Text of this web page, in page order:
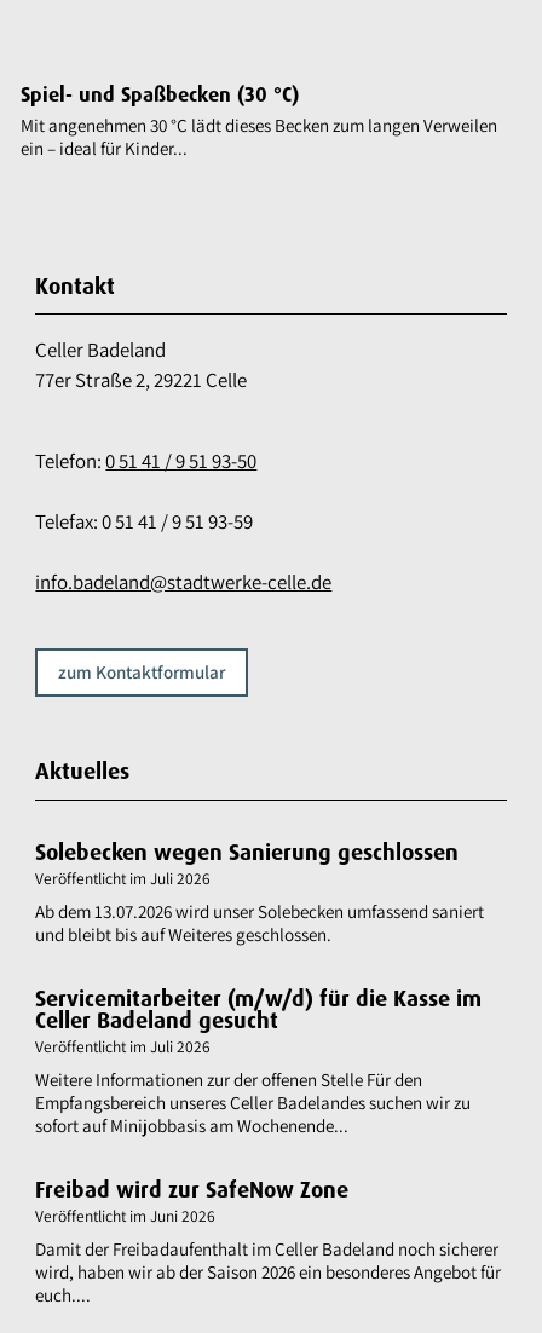
Spiel- und Spaßbecken (30 °C)
Mit angenehmen 30 °C lädt dieses Becken zum langen Verweilen
ein – ideal für Kinder...
Kontakt
Celler Badeland
77er Straße 2, 29221 Celle
Telefon:0 51 41 / 9 51 93-50
Telefax: 0 51 41 / 9 51 93-59
info.badeland@stadtwerke-celle.de
zum Kontaktformular
Aktuelles
Solebecken wegen Sanierung geschlossen
Veröffentlicht imJuli 2026
Ab dem 13.07.2026 wird unser Solebecken umfassend saniert
und bleibt bis auf Weiteres geschlossen.
Servicemitarbeiter (m/w/d) für die Kasse im
Celler Badeland gesucht
Veröffentlicht imJuli 2026
Weitere Informationen zur der offenen Stelle Für den
Empfangsbereich unseres Celler Badelandes suchen wir zu
sofort auf Minijobbasis am Wochenende...
Freibad wird zur SafeNow Zone
Veröffentlicht imJuni 2026
Damit der Freibadaufenthalt im Celler Badeland noch sicherer
wird, haben wir ab der Saison 2026 ein besonderes Angebot für
euch....